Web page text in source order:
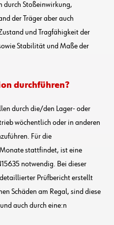
durch Stoßeinwirkung,
der Träger aber auch
und Tragfähigkeit der
Stabilität und Maße der
durchführen?
durch die/den Lager- oder
wöchentlich oder in anderen
Für die
stattfindet, ist eine
notwendig. Bei dieser
Prüfbericht erstellt
Schäden am Regal, sind diese
auch durch eine:n